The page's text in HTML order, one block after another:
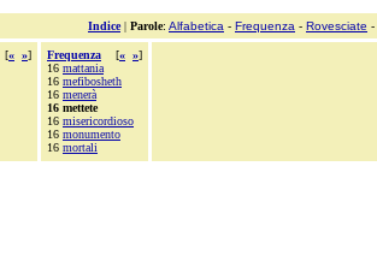
Indice| Parole: Alfabetica - Frequenza - Rovesciate -
[« »]
Frequenza [« »]
16 mattania
16 mefibosheth
16 menerà
16 mettete
16 misericordioso
16 monumento
16 mortali